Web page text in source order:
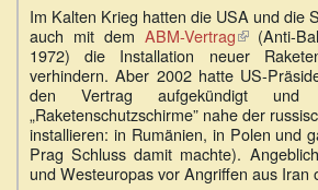
Im Kalten Krieg hatten die USA und die
auch mit dem ABM-Vertrag(Link
ist
extern)
(Anti-
1972) die Installation neuer
verhindern. Aber 2002 hatte US-
den Vertrag aufgekündigt und
„Raketenschutzschirme” nahe der
installieren: in Rumänien, in Polen und
Prag Schluss damit machte).
und Westeuropas vor Angriffen aus Iran